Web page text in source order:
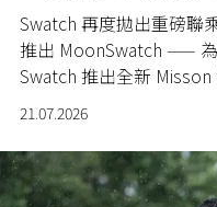
Swatch 再度拋出重磅聯
推出 MoonSwatch —— 為
Swatch 推出全新
21.07.2026